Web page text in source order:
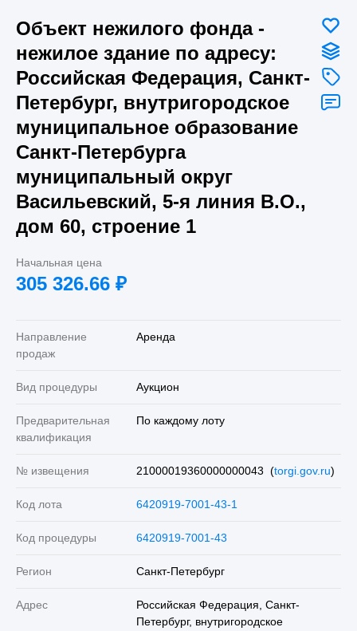
Объект нежилого фонда -
нежилое здание по адресу:
Российская Федерация, Санкт-
Петербург, внутригородское
муниципальное образование
Санкт-Петербурга
муниципальный округ
Васильевский, 5-я линия В.О.,
дом 60, строение 1
Начальная цена
305 326.66 ₽
Направление
продаж
Аренда
Вид процедуры Аукцион
Предварительная
квалификация
По каждому лоту
№ извещения 21000019360000000043 (torgi.gov.ru)
Код лота 6420919-7001-43-1
Код процедуры 6420919-7001-43
Регион Санкт-Петербург
Адрес
Российская Федерация, Санкт-
Петербург, внутригородское